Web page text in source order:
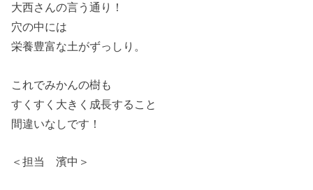
大西さんの言う通り！
穴の中には
栄養豊富な土がずっしり。
これでみかんの樹も
すくすく大きく成長すること
間違いなしです！
＜担当 濱中＞